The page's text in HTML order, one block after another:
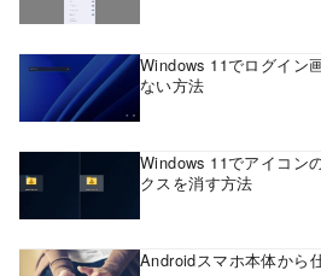
Windows 11でログイン
ない方法
Windows 11でアイコン
クスを消す方法
Androidスマホ本体から